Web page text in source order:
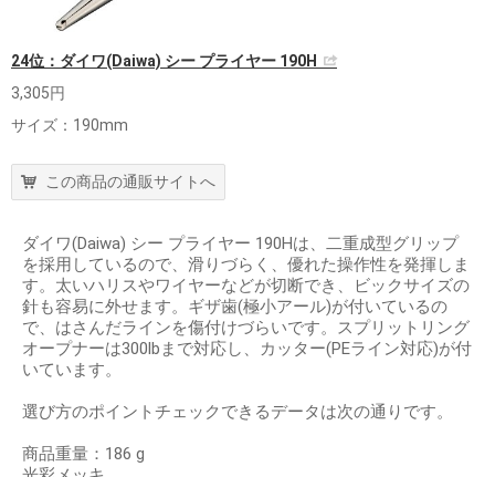
24位：ダイワ(Daiwa) シー プライヤー 190H
3,305円
サイズ：190mm
この商品の通販サイトへ
ダイワ(Daiwa) シー プライヤー 190Hは、二重成型グリップ
を採用しているので、滑りづらく、優れた操作性を発揮しま
す。太いハリスやワイヤーなどが切断でき、ビックサイズの
針も容易に外せます。ギザ歯(極小アール)が付いているの
で、はさんだラインを傷付けづらいです。スプリットリング
オープナーは300lbまで対応し、カッター(PEライン対応)が付
いています。
選び方のポイントチェックできるデータは次の通りです。
商品重量：186 g